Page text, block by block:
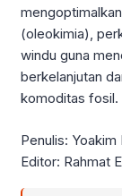
(oleokimia),
windu guna
berkelanjutan
komoditas
Penulis: Yoakim
Editor: Rahmat